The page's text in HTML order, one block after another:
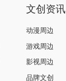
文创资讯
动漫周边
游戏周边
影视周边
品牌文创